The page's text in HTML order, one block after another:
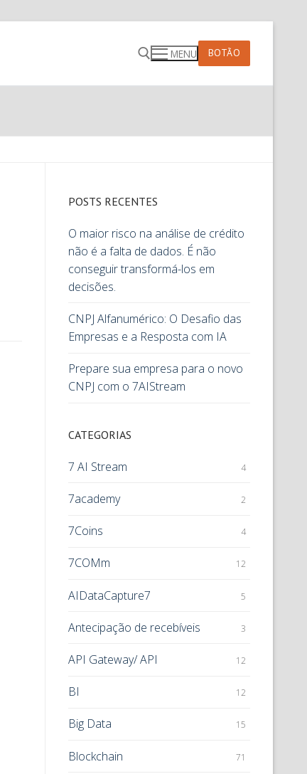
MENU BOTÃO
POSTS RECENTES
O maior risco na análise de crédito
não é a falta de dados. É não
conseguir transformá-los em
decisões.
CNPJ Alfanumérico: O Desafio das
Empresas e a Resposta com IA
Prepare sua empresa para o novo
CNPJ com o 7AIStream
CATEGORIAS
7 AI Stream 4
7academy 2
7Coins 4
7COMm 12
AIDataCapture7 5
Antecipação de recebíveis 3
API Gateway/ API 12
BI 12
Big Data 15
Blockchain 71